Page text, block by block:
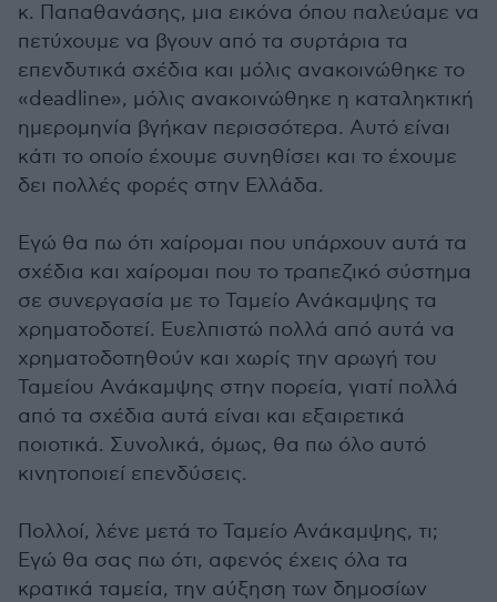
κ. Παπαθανάσης, μια εικόνα όπου παλεύαμε να
πετύχουμε να βγουν από τα συρτάρια τα
επενδυτικά σχέδια και μόλις ανακοινώθηκε το
«deadline», μόλις ανακοινώθηκε η καταληκτική
ημερομηνία βγήκαν περισσότερα. Αυτό είναι
κάτι το οποίο έχουμε συνηθίσει και το έχουμε
δει πολλές φορές στην Ελλάδα.
Εγώ θα πω ότι χαίρομαι που υπάρχουν αυτά τα
σχέδια και χαίρομαι που το τραπεζικό σύστημα
σε συνεργασία με το Ταμείο Ανάκαμψης τα
χρηματοδοτεί. Ευελπιστώ πολλά από αυτά να
χρηματοδοτηθούν και χωρίς την αρωγή του
Ταμείου Ανάκαμψης στην πορεία, γιατί πολλά
από τα σχέδια αυτά είναι και εξαιρετικά
ποιοτικά. Συνολικά, όμως, θα πω όλο αυτό
κινητοποιεί επενδύσεις.
Πολλοί, λένε μετά το Ταμείο Ανάκαμψης, τι;
Εγώ θα σας πω ότι, αφενός έχεις όλα τα
κρατικά ταμεία, την αύξηση των δημοσίων